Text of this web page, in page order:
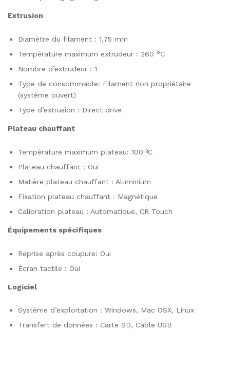
Extrusion
Diamètre du filament : 1,75 mm
Température maximum extrudeur : 260 °C
Nombre d’extrudeur : 1
Type de consommable: Filament non propriétaire
(système ouvert)
Type d’extrusion : Direct drive
Plateau chauffant
Température maximum plateau: 100 ºC
Plateau chauffant : Oui
Matière plateau chauffant : Aluminium
Fixation plateau chauffant : Magnétique
Calibration plateau : Automatique, CR Touch
Équipements spécifiques
Reprise après coupure: Oui
Écran tactile : Oui
Logiciel
Système d’exploitation : Windows, Mac OSX, Linux
Transfert de données : Carte SD, Cable USB